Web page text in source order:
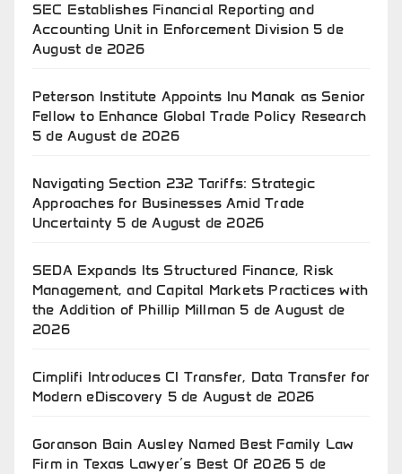
SEC Establishes Financial Reporting and
Accounting Unit in Enforcement Division 5 de
August de 2026
Peterson Institute Appoints Inu Manak as Senior
Fellow to Enhance Global Trade Policy Research
5 de August de 2026
Navigating Section 232 Tariffs: Strategic
Approaches for Businesses Amid Trade
Uncertainty 5 de August de 2026
SEDA Expands Its Structured Finance, Risk
Management, and Capital Markets Practices with
the Addition of Phillip Millman 5 de August de
2026
Cimplifi Introduces CI Transfer, Data Transfer for
Modern eDiscovery 5 de August de 2026
Goranson Bain Ausley Named Best Family Law
Firm in Texas Lawyer’s Best Of 2026 5 de